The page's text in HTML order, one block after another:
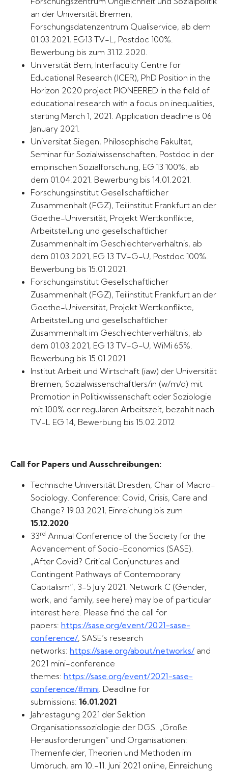
an der Universität Bremen,
Forschungsdatenzentrum Qualiservice, ab dem
01.03.2021, EG13 TV-L, Postdoc 100%.
Bewerbung bis zum 31.12.2020.
Universität Bern, Interfaculty Centre for
Educational Research (ICER), PhD Position in the
Horizon 2020 project PIONEERED in the field of
educational research with a focus on inequalities,
starting March 1, 2021. Application deadline is 06
January 2021.
Universität Siegen, Philosophische Fakultät,
Seminar für Sozialwissenschaften, Postdoc in der
empirischen Sozialforschung, EG 13 100%, ab
dem 01.04.2021. Bewerbung bis 14.01.2021.
Forschungsinstitut Gesellschaftlicher
Zusammenhalt (FGZ), Teilinstitut Frankfurt an der
Goethe-Universität, Projekt Wertkonflikte,
Arbeitsteilung und gesellschaftlicher
Zusammenhalt im Geschlechterverhältnis, ab
dem 01.03.2021, EG 13 TV-G-U, Postdoc 100%.
Bewerbung bis 15.01.2021.
Forschungsinstitut Gesellschaftlicher
Zusammenhalt (FGZ), Teilinstitut Frankfurt an der
Goethe-Universität, Projekt Wertkonflikte,
Arbeitsteilung und gesellschaftlicher
Zusammenhalt im Geschlechterverhältnis, ab
dem 01.03.2021, EG 13 TV-G-U, WiMi 65%.
Bewerbung bis 15.01.2021.
Institut Arbeit und Wirtschaft (iaw) der Universität
Bremen, Sozialwissenschaftlers/in (w/m/d) mit
Promotion in Politikwissenschaft oder Soziologie
mit 100% der regulären Arbeitszeit, bezahlt nach
TV-L EG 14, Bewerbung bis 15.02.2012
Call for Papers und Ausschreibungen:
Technische Universität Dresden, Chair of Macro-
Sociology. Conference: Covid, Crisis, Care and
Change? 19.03.2021, Einreichung bis zum
15.12.2020
33rd Annual Conference of the Society for the
Advancement of Socio-Economics (SASE).
„After Covid? Critical Conjunctures and
Contingent Pathways of Contemporary
Capitalism“, 3-5 July 2021. Network C (Gender,
work, and family, see here) may be of particular
interest here. Please find the call for
papers: https://sase.org/event/2021-sase-
conference/, SASE’s research
networks: https://sase.org/about/networks/and
2021 mini-conference
themes: https://sase.org/event/2021-sase-
conference/#mini. Deadline for
submissions: 16.01.2021
Jahrestagung 2021 der Sektion
Organisationssoziologie der DGS. „Große
Herausforderungen“ und Organisationen:
Themenfelder, Theorien und Methoden im
Umbruch, am 10.-11. Juni 2021 online, Einreichung